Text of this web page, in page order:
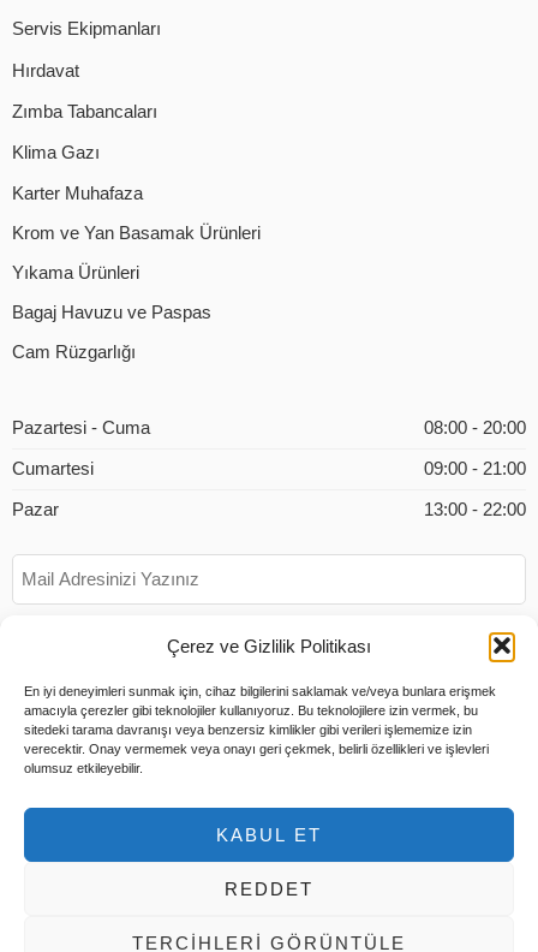
Çerez ve Gizlilik Politikası
En iyi deneyimleri sunmak için, cihaz bilgilerini saklamak ve/veya bunlara erişmek
amacıyla çerezler gibi teknolojiler kullanıyoruz. Bu teknolojilere izin vermek, bu
sitedeki tarama davranışı veya benzersiz kimlikler gibi verileri işlememize izin
verecektir. Onay vermemek veya onayı geri çekmek, belirli özellikleri ve işlevleri
olumsuz etkileyebilir.
KABUL ET
REDDET
TERCIHLERI GÖRÜNTÜLE
Servis Ekipmanları
Hırdavat
Zımba Tabancaları
Klima Gazı
Karter Muhafaza
Krom ve Yan Basamak Ürünleri
Yıkama Ürünleri
Bagaj Havuzu ve Paspas
Cam Rüzgarlığı
Pazartesi - Cuma 08:00 - 20:00
Cumartesi 09:00 - 21:00
Pazar 13:00 - 22:00
© 2026 Tüm Hakları Saklıdır |